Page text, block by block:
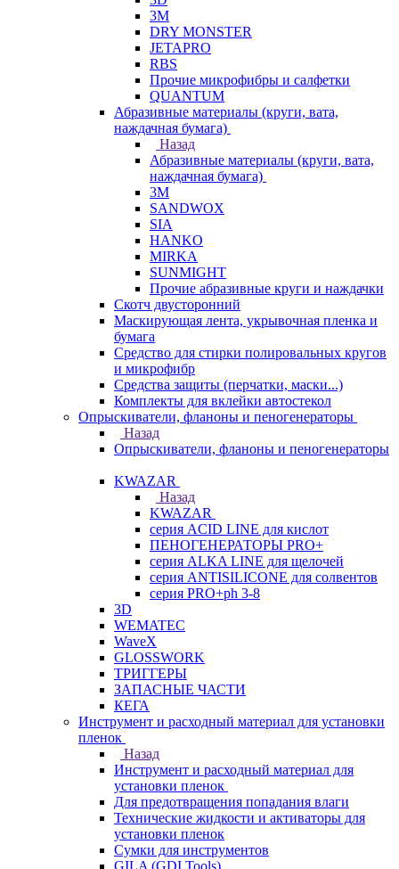
3М
DRY MONSTER
JETAPRO
RBS
Прочие микрофибры и салфетки
QUANTUM
Абразивные материалы (круги, вата,
наждачная бумага)
Назад
Абразивные материалы (круги, вата,
наждачная бумага)
3М
SANDWOX
SIA
HANKO
MIRKA
SUNMIGHT
Прочие абразивные круги и наждачки
Скотч двусторонний
Маскирующая лента, укрывочная пленка и
бумага
Средство для стирки полировальных кругов
и микрофибр
Средства защиты (перчатки, маски...)
Комплекты для вклейки автостекол
Опрыскиватели, фланоны и пеногенераторы
Назад
Опрыскиватели, фланоны и пеногенераторы
KWAZAR
Назад
KWAZAR
серия ACID LINE для кислот
ПЕНОГЕНЕРАТОРЫ PRO+
серия ALKA LINE для щелочей
серия ANTISILICONE для солвентов
серия PRO+ph 3-8
3D
WEMATEC
WaveX
GLOSSWORK
ТРИГГЕРЫ
ЗАПАСНЫЕ ЧАСТИ
КЕГА
Инструмент и расходный материал для установки
пленок
Назад
Инструмент и расходный материал для
установки пленок
Для предотвращения попадания влаги
Технические жидкости и активаторы для
установки пленок
Сумки для инструментов
GILA (GDI Tools)